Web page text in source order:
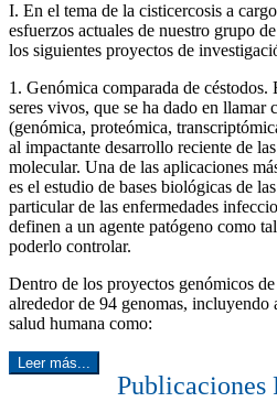
I. En el tema de la cisticercosis a
esfuerzos actuales de nuestro grupo
los siguientes proyectos de
1. Genómica comparada de
seres vivos, que se ha dado en llamar
(genómica, proteómica,
al impactante desarrollo reciente de
molecular. Una de las aplicaciones
es el estudio de bases biológicas de
particular de las enfermedades
definen a un agente patógeno como
poderlo controlar.
Dentro de los proyectos genómicos
alrededor de 94 genomas, incluyendo
salud humana como:
Leer más...
Publicaciones